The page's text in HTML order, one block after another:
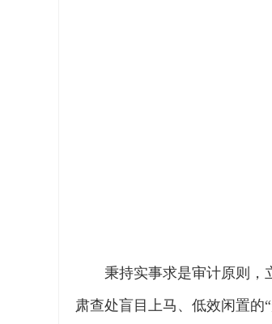
秉持实事求是审计原则，
肃查处盲目上马、低效闲置的